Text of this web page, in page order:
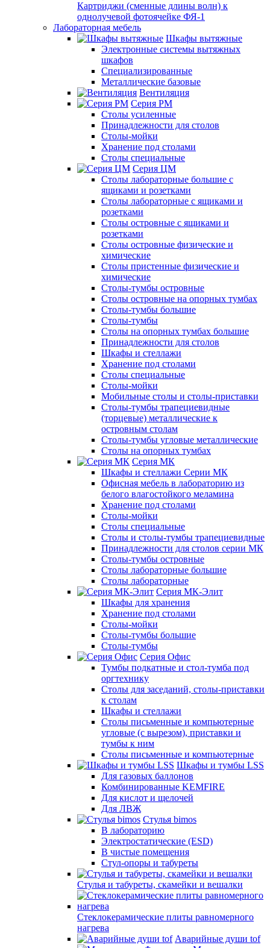
Картриджи (сменные длины волн) к
однолучевой фотоячейке ФЯ-1
Лабораторная мебель
Шкафы вытяжные
Электронные системы вытяжных
шкафов
Специализированные
Металлические базовые
Вентиляция
Серия РМ
Столы усиленные
Принадлежности для столов
Столы-мойки
Хранение под столами
Столы специальные
Серия ЦМ
Столы лабораторные большие с
ящиками и розетками
Столы лабораторные с ящиками и
розетками
Столы островные с ящиками и
розетками
Столы островные физические и
химические
Столы пристенные физические и
химические
Столы-тумбы островные
Столы островные на опорных тумбах
Столы-тумбы большие
Столы-тумбы
Столы на опорных тумбах большие
Принадлежности для столов
Шкафы и стеллажи
Хранение под столами
Столы специальные
Столы-мойки
Мобильные столы и столы-приставки
Столы-тумбы трапециевидные
(торцевые) металлические к
островным столам
Столы-тумбы угловые металлические
Столы на опорных тумбах
Серия МК
Шкафы и стеллажи Серии МК
Офисная мебель в лабораторию из
белого влагостойкого меламина
Хранение под столами
Столы-мойки
Столы специальные
Столы и столы-тумбы трапециевидные
Принадлежности для столов серии МК
Столы-тумбы островные
Столы лабораторные большие
Столы лабораторные
Серия МК-Элит
Шкафы для хранения
Хранение под столами
Столы-мойки
Столы-тумбы большие
Столы-тумбы
Серия Офис
Тумбы подкатные и стол-тумба под
оргтехнику
Столы для заседаний, столы-приставки
к столам
Шкафы и стеллажи
Столы письменные и компьютерные
угловые (с вырезом), приставки и
тумбы к ним
Столы письменные и компьютерные
Шкафы и тумбы LSS
Для газовых баллонов
Комбинированные KEMFIRE
Для кислот и щелочей
Для ЛВЖ
Стулья bimos
В лабораторию
Электростатические (ESD)
В чистые помещения
Стул-опоры и табуреты
Стулья и табуреты, скамейки и вешалки
Стеклокерамические плиты равномерного
нагрева
Аварийные души tof